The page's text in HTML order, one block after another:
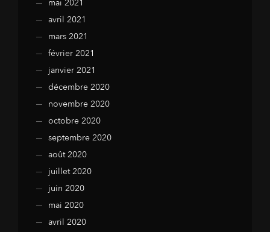
mai 2021
avril 2021
mars 2021
février 2021
janvier 2021
décembre 2020
novembre 2020
octobre 2020
septembre 2020
août 2020
juillet 2020
juin 2020
mai 2020
avril 2020